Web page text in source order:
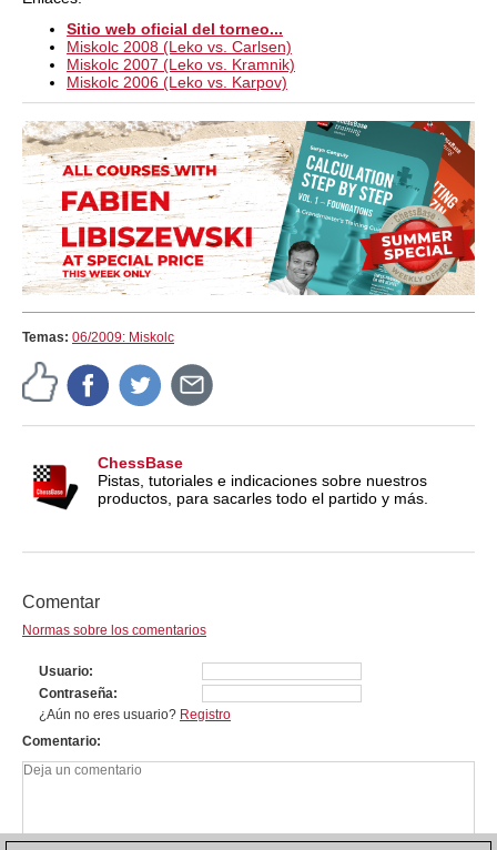
Sitio web oficial del torneo...
Miskolc 2008 (Leko vs. Carlsen)
Miskolc 2007 (Leko vs. Kramnik)
Miskolc 2006 (Leko vs. Karpov)
Temas: 06/2009: Miskolc
ChessBase
Pistas, tutoriales e indicaciones sobre nuestros
productos, para sacarles todo el partido y más.
Comentar
Normas sobre los comentarios
Usuario
Contraseña
¿Aún no eres usuario? Registro
Comentario